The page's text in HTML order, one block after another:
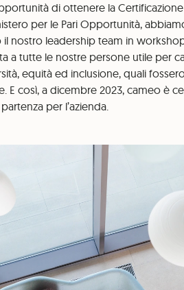
di ottenere la
per le Pari Opportunità,
nostro leadership team in
a tutte le nostre persone utile per
equità ed inclusione, quali
E così, a dicembre 2023, cameo è
per l’azienda.